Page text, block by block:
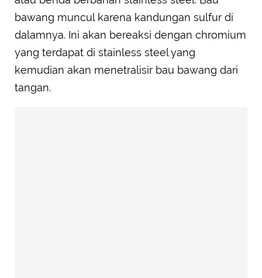
bawang muncul karena kandungan sulfur di
dalamnya. Ini akan bereaksi dengan chromium
yang terdapat di stainless steel yang
kemudian akan menetralisir bau bawang dari
tangan.